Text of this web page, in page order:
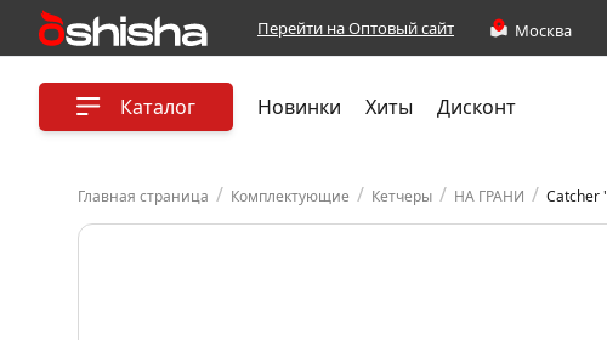
Перейти на Оптовый сайт
Каталог Новинки Хиты Дисконт
Главная страница / Комплектующие / Кетчеры / НА ГРАНИ / Catcher